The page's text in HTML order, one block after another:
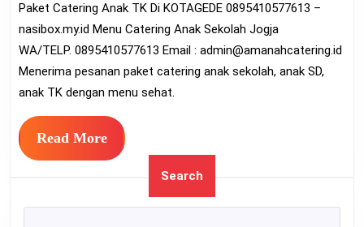
Di
Paket Catering Anak TK Di KOTAGEDE 0895410577613 –
nasibox.my.id Menu Catering Anak Sekolah Jogja
WA/TELP. 0895410577613 Email : admin@amanahcatering.id
Menerima pesanan paket catering anak sekolah, anak SD,
anak TK dengan menu sehat.
Read MoreRead
More
Search